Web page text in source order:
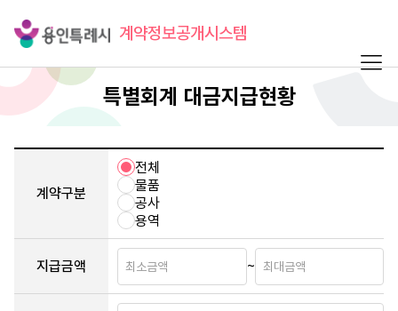
계약정보공개시스템
특별회계 대금지급현황
계약구분
전체
물품
공사
용역
지급금액 ~